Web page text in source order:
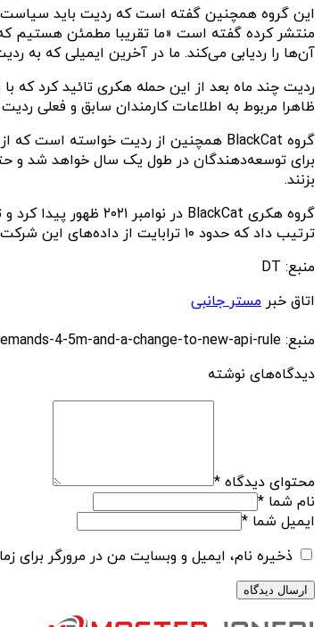
منتشر کرده گفته است «ما تقریبا مطمئن هستیم
آن‌ها را ردیابی می‌کند. ما در آخرین ایمیلی که به ردیت زدیم از آن‌ها درخواست مبلغ ۴.۵
ردیت چند ماه بعد از این حمله هکری تائید کرد
ظاهرا مربوط به اطلاعات کارمندان سابق و فعلی
برای توسعه‌دهندگان در طول یک سال خواهد شد و
بزنند.
ترتیب داد که حدود ۱۰ ترابایت از داده‌های این شرکت را به سرقت برد. این گروه همچنین یکی از شرکت‌های زیرمجموعه آمازون به نام Ring را تهدید به انتشار داده‌هایش کرده است.
منبع: DT
اتاق خبر مستر جانبی
منبع: https://techfars.com/254771/reddit-hacker-demands-4-5m-and-a-change-to-new-api-rule/
دیدگاه‌های نوشته
محتوای دیدگاه *
نام شما *
ایمیل شما *
ذخیره نام، ایمیل و وبسایت من در مرورگر برای